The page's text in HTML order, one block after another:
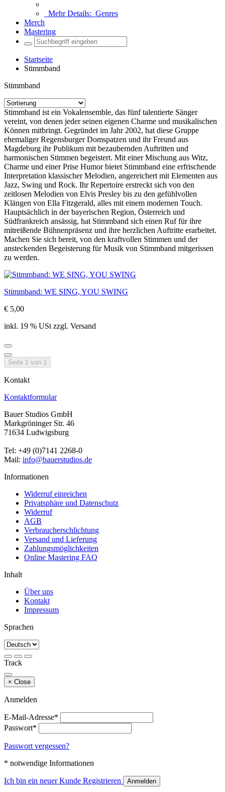
Mehr Details: Genres
Merch
Mastering
Startseite
Stimmband
Stimmband
Stimmband ist ein Vokalensemble, das fünf talentierte Sänger
vereint, von denen jeder seinen eigenen Charme und musikalischen
Können mitbringt. Gegründet im Jahr 2002, hat diese Gruppe
ehemaliger Regensburger Domspatzen und ihr Freund aus
Magdeburg ihr Publikum mit bezaubernden Auftritten und
harmonischen Stimmen begeistert. Mit einer Mischung aus Witz,
Charme und einer Prise Humor bietet Stimmband eine erfrischende
Interpretation klassischer Melodien, angereichert mit Elementen aus
Jazz, Swing und Rock. Ihr Repertoire erstreckt sich von den
zeitlosen Melodien von Elvis Presley bis zu den gefühlvollen
Klängen von Ella Fitzgerald, alles mit einem modernen Touch.
Hauptsächlich in der bayerischen Region, Österreich und
Südfrankreich ansässig, hat Stimmband sich einen Ruf für ihre
mitreißende Bühnenpräsenz und ihre herzlichen Auftritte erarbeitet.
Machen Sie sich bereit, von den kraftvollen Stimmen und der
ansteckenden Begeisterung für Musik von Stimmband mitgerissen
zu werden.
Stimmband: WE SING, YOU SWING
€ 5,00
inkl. 19 % USt zzgl. Versand
Seite 1 von 1
Kontakt
Kontaktformular
Bauer Studios GmbH
Markgröninger Str. 46
71634 Ludwigsburg
Tel: +49 (0)7141 2268-0
Mail: info@bauerstudios.de
Informationen
Widerruf einreichen
Privatsphäre und Datenschutz
Widerruf
AGB
Verbraucherschlichtung
Versand und Lieferung
Zahlungsmöglichkeiten
Online Mastering FAQ
Inhalt
Über uns
Kontakt
Impressum
Sprachen
Track
× Close
Anmelden
E-Mail-Adresse*
Passwort*
Passwort vergessen?
* notwendige Informationen
Ich bin ein neuer Kunde Registrieren Anmelden